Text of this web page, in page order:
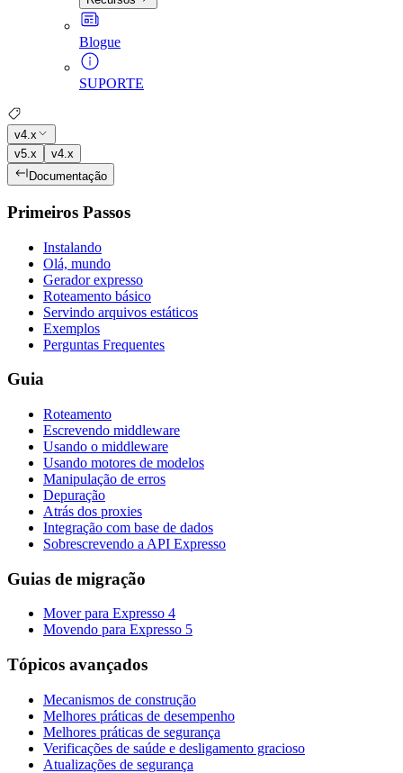
Blogue
SUPORTE
v4.x
v5.x
v4.x
Documentação
Primeiros Passos
Instalando
Olá, mundo
Gerador expresso
Roteamento básico
Servindo arquivos estáticos
Exemplos
Perguntas Frequentes
Guia
Roteamento
Escrevendo middleware
Usando o middleware
Usando motores de modelos
Manipulação de erros
Depuração
Atrás dos proxies
Integração com base de dados
Sobrescrevendo a API Expresso
Guias de migração
Mover para Expresso 4
Movendo para Expresso 5
Tópicos avançados
Mecanismos de construção
Melhores práticas de desempenho
Melhores práticas de segurança
Verificações de saúde e desligamento gracioso
Atualizações de segurança